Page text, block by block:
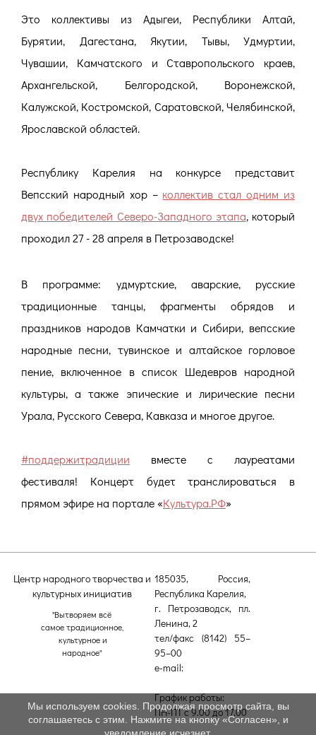
Это коллективы из Адыгеи, Республики Алтай,
Бурятии, Дагестана, Якутии, Тывы, Удмуртии,
Чувашии, Камчатского и Ставропольского краев,
Архангельской, Белгородской, Воронежской,
Калужской, Костромской, Саратовской, Челябинской,
Ярославской областей.
Республику Карелия на конкурсе представит
Вепсский народный хор – коллектив стал одним из
двух победителей Северо-Западного этапа, который
проходил 27 - 28 апреля в Петрозаводске!
В программе: удмуртские, аварские, русские
традиционные танцы, фрагменты обрядов и
праздников народов Камчатки и Сибири, вепсские
народные песни, тувинское и алтайское горловое
пение, включенное в список Шедевров народной
культуры, а также эпические и лирические песни
Урала, Русского Севера, Кавказа и многое другое.
#поддержитрадиции вместе с лауреатами
фестиваля! Концерт будет транслироваться в
прямом эфире на портале «Культура.РФ»
Центр народного творчества и
культурных инициатив
"Вытворяем всё
самое традиционное,
культурное и
народное"
185035, Россия,
Республика Карелия,
г. Петрозаводск, пл.
Ленина, 2
тел/факс (8142) 55–
95–00
e-mail:
График работы:
ПН-ПТ с 9.00 до 17.00
Мы используем cookies. Продолжая просмотр сайта, вы
соглашаетесь с этим. Нажмите на кнопку «Согласен», и